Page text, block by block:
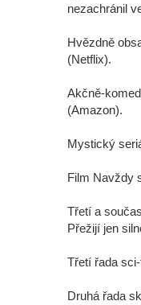
nezachránil
Hvězdně
(Netflix).
Akčně-
(Amazon).
Mystický
Film Navždy
Třetí a
Přežijí jen
Třetí řada
Druhá řada